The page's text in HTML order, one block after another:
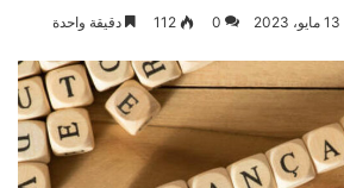
13 مايو، 2023 0
112 دقيقة واحدة